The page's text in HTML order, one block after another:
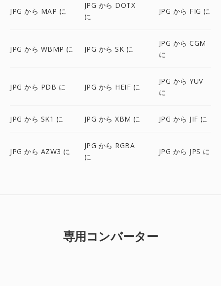
JPG から MAP に
JPG から DOTX
に
JPG から FIG に
JPG から WBMP に JPG から SK に
JPG から CGM
に
JPG から PDB に JPG から HEIF に
JPG から YUV
に
JPG から SK1 に JPG から XBM に JPG から JIF に
JPG から AZW3 に
JPG から RGBA
に
JPG から JPS に
専用コンバーター